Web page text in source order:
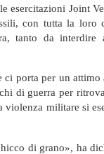
esercitazioni Joint
con tutta la loro
tanto da interdire
porta per un attimo
di guerra per
violenza militare si
di grano», ha